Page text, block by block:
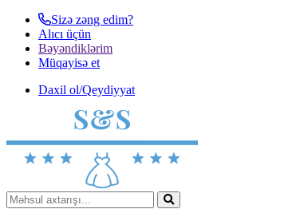
Sizə zəng edim?
Alıcı üçün
Bəyəndiklərim
Müqayisә et
Daxil ol/Qeydiyyat